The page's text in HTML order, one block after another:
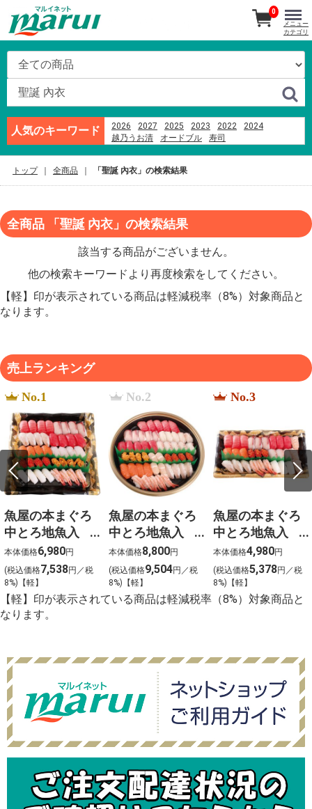
人気のキーワード 2026 2027 2025 2023 2022
2024
越乃うお清
オードブル
寿司
千疋屋
越後名産手造り笹だんご
0
メニュー
カテゴリ
トップ 全商品 「聖誕 內衣」の検索結果
全商品 「聖誕 內衣」の検索結果
該当する商品がございません。
他の検索キーワードより再度検索をしてください。
【軽】印が表示されている商品は軽減税率（8%）対象商品と
なります。
売上ランキング
No.1
魚屋の本まぐろ
中とろ地魚入
上生寿司 宴
（うたげ）わさ
び抜き【g-2】
本体価格6,980円
(税込価格7,538円／税
8%)【軽】
No.2
魚屋の本まぐろ
中とろ地魚入
上生寿司 寿
（ことぶき）わ
さび抜き【g-1】
本体価格8,800円
(税込価格9,504円／税
8%)【軽】
No.3
魚屋の本まぐろ
中とろ地魚入
上生寿司 瑞穂
（みずほ）わさ
び抜き【g-3】
本体価格4,980円
(税込価格5,378円／税
8%)【軽】
【軽】印が表示されている商品は軽減税率（8%）対象商品と
なります。